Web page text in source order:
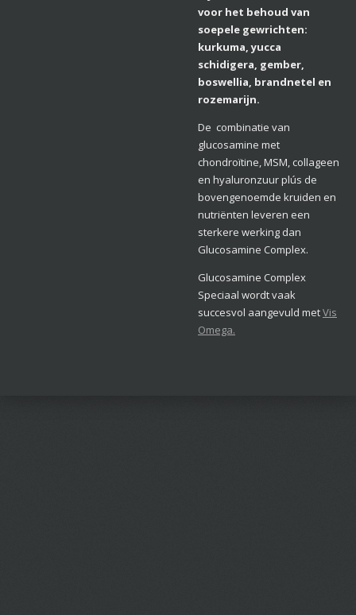
voor het behoud van
soepele gewrichten:
kurkuma, yucca
schidigera, gember,
boswellia, brandnetel en
rozemarijn.
De combinatie van
glucosamine met
chondroïtine, MSM, collageen
en hyaluronzuur plús de
bovengenoemde kruiden en
nutriënten leveren een
sterkere werking dan
Glucosamine Complex.
Glucosamine Complex
Speciaal wordt vaak
succesvol aangevuld metVis
Omega.